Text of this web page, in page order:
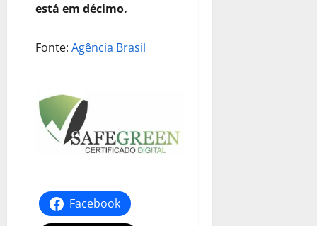
está em décimo.
Fonte: Agência Brasil
Facebook